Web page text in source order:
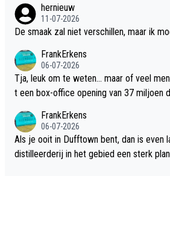
hernieuw
11-07-2026
De smaak zal niet verschillen, maar ik
FrankErkens
06-07-2026
Tja, leuk om te weten... maar of veel
t een box-office opening van 37 miljoen
FrankErkens
06-07-2026
Als je ooit in Dufftown bent, dan is even
distilleerderij in het gebied een sterk plan. Of beter nog; plan